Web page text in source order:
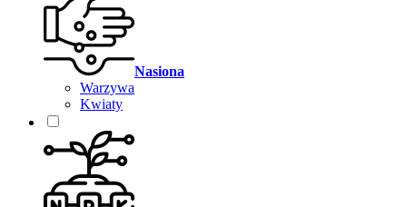
Nasiona
Warzywa
Kwiaty